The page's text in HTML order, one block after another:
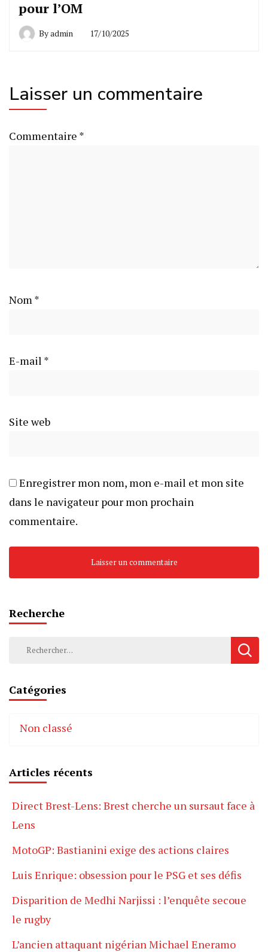
pour l’OM
Byadmin 17/10/2025
Laisser un commentaire
Commentaire *
Nom *
E-mail *
Site web
Enregistrer mon nom, mon e-mail et mon site
dans le navigateur pour mon prochain
commentaire.
Recherche
Rechercher :
Catégories
Non classé
Articles récents
Direct Brest-Lens: Brest cherche un sursaut face à
Lens
MotoGP: Bastianini exige des actions claires
Luis Enrique: obsession pour le PSG et ses défis
Disparition de Medhi Narjissi : l’enquête secoue
le rugby
L’ancien attaquant nigérian Michael Eneramo